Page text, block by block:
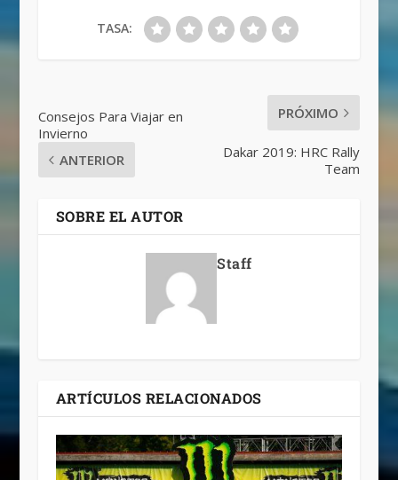
TASA:
Consejos Para Viajar en
Invierno
ANTERIOR
PRÓXIMO
Dakar 2019: HRC Rally
Team
SOBRE EL AUTOR
Staff
ARTÍCULOS RELACIONADOS